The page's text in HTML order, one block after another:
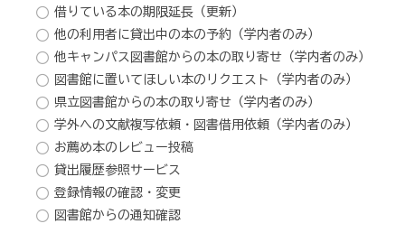
借りている本の期限延長（更新）
他の利用者に貸出中の本の予約（学内者のみ）
他キャンパス図書館からの本の取り寄せ（学内者のみ）
図書館に置いてほしい本のリクエスト（学内者のみ）
県立図書館からの本の取り寄せ（学内者のみ）
学外への文献複写依頼・図書借用依頼（学内者のみ）
お薦め本のレビュー投稿
貸出履歴参照サービス
登録情報の確認・変更
図書館からの通知確認